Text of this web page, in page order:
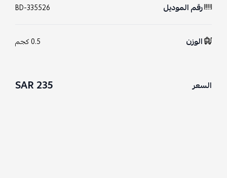
رقم الموديل BD-335526
الوزن 0.5 كجم
السعر 235 SAR